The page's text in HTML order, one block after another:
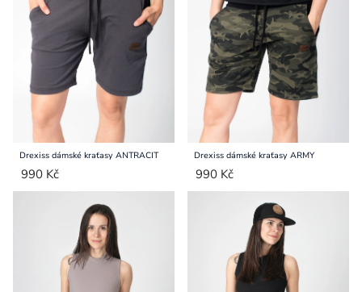
Drexiss dámské kraťasy ANTRACIT
990 Kč
Drexiss dámské kraťasy ARMY
990 Kč